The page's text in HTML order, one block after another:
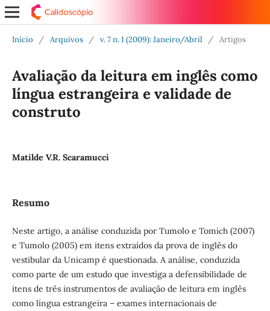
Início / Arquivos / v. 7 n. 1 (2009): Janeiro/Abril / Artigos
Avaliação da leitura em inglês como
língua estrangeira e validade de
construto
Matilde V.R. Scaramucci
Resumo
Neste artigo, a análise conduzida por Tumolo e Tomich (2007)
e Tumolo (2005) em itens extraídos da prova de inglês do
vestibular da Unicamp é questionada. A análise, conduzida
como parte de um estudo que investiga a defensibilidade de
itens de três instrumentos de avaliação de leitura em inglês
como língua estrangeira – exames internacionais de